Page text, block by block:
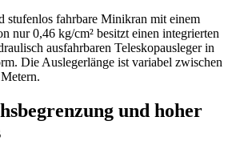
stufenlos fahrbare Minikran mit einem
nur 0,46 kg/cm² besitzt einen integrierten
ausfahrbaren Teleskopausleger in
Die Auslegerlänge ist variabel zwischen
und hoher